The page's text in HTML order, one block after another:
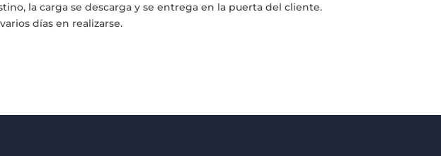
la carga se descarga y se entrega en la puerta del cliente.
días en realizarse.